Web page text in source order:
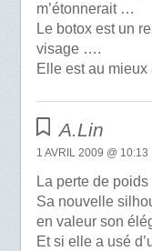
m’étonnerait …
Le botox est un
visage ….
Elle est au
A.Lin
1 AVRIL 2009 @ 10:13
La perte de
Sa nouvelle
en valeur son
Et si elle a usé